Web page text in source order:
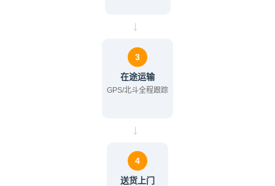
→
3
在途运输
GPS/北斗全程跟踪
→
4
送货上门